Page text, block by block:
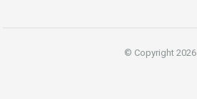
© Copyright 2026